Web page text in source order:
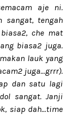
aje ni.
sangat, tengah
che mat
biasa2 juga.
lauk yang
juga...grrr).
dan satu lagi
sangat. Janji
siap dah...time